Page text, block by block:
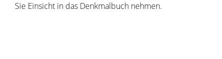
Sie Einsicht in das Denkmalbuch nehmen.